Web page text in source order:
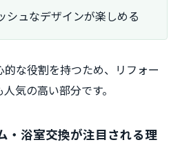
シュなデザインが楽しめる
な役割を持つため、リフォー
気の高い部分です。
・浴室交換が注目される理